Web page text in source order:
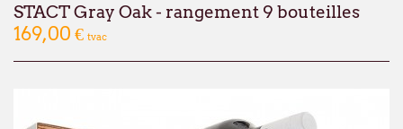
STACT Gray Oak - rangement 9 bouteilles
169,00 € tvac